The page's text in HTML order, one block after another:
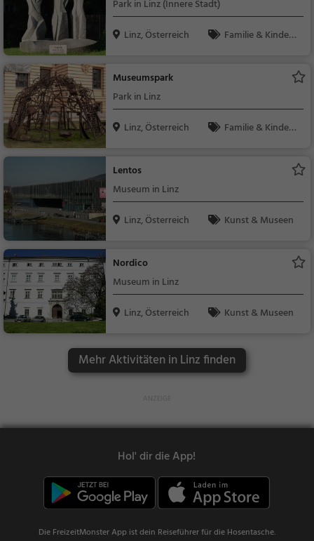
Park in Linz (Innere Stadt)
Linz, Österreich
Familie & Kinder,
Museumspark
Park in Linz
Linz, Österreich
Familie & Kinder,
Lentos
Museum in Linz
Linz, Österreich
Kunst & Museen
Nordico
Museum in Linz
Linz, Österreich
Kunst & Museen
Mehr Aktivitäten in Linz finden
Hol' dir die App!
Die FreizeitMonster App ist dein Reiseführer für die Hosentasche.